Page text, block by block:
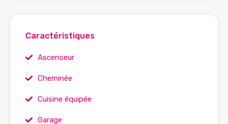
Caractéristiques
Ascenseur
Cheminée
Cuisine équipée
Garage